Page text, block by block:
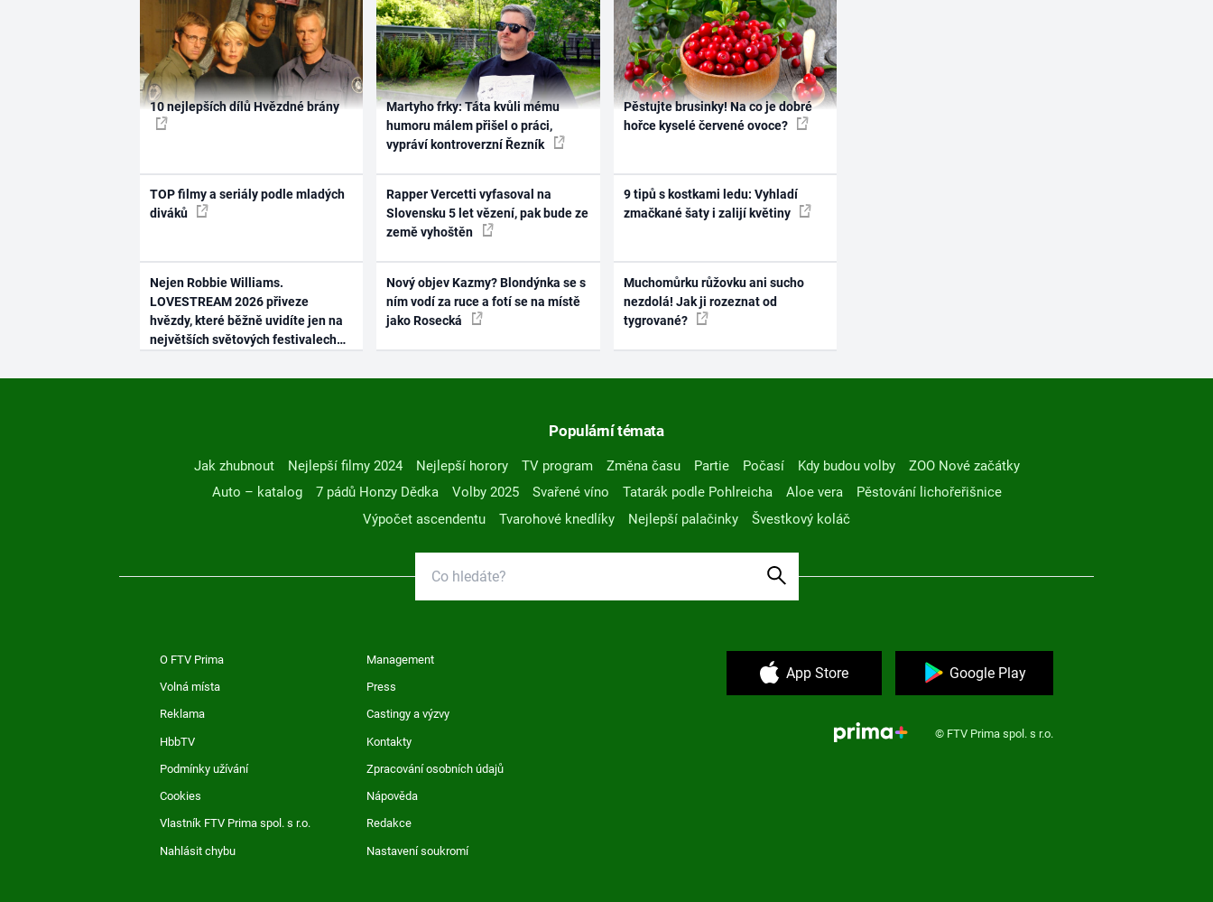
10 nejlepších dílů Hvězdné brány
TOP filmy a seriály podle mladých
diváků
Nejen Robbie Williams.
LOVESTREAM 2026 přiveze
hvězdy, které běžně uvidíte jen na
největších světových festivalech
Martyho frky: Táta kvůli mému
humoru málem přišel o práci,
vypráví kontroverzní Řezník
Rapper Vercetti vyfasoval na
Slovensku 5 let vězení, pak bude ze
země vyhoštěn
Nový objev Kazmy? Blondýnka se s
ním vodí za ruce a fotí se na místě
jako Rosecká
Pěstujte brusinky! Na co je dobré
hořce kyselé červené ovoce?
9 tipů s kostkami ledu: Vyhladí
zmačkané šaty i zalijí květiny
Muchomůrku růžovku ani sucho
nezdolá! Jak ji rozeznat od
tygrované?
Populární témata
Jak zhubnout Nejlepší filmy 2024 Nejlepší horory TV program Změna času Partie Počasí Kdy budou volby
ZOO Nové začátky
Auto – katalog
7 pádů Honzy Dědka Volby 2025 Svařené víno Tatarák podle Pohlreicha Aloe vera
Pěstování lichořeřišnice
Výpočet ascendentu
Tvarohové knedlíky Nejlepší palačinky Švestkový koláč
O FTV Prima Management
Volná místa Press
Reklama Castingy a výzvy
HbbTV Kontakty
Podmínky užívání Zpracování osobních údajů
Cookies Nápověda
Vlastník FTV Prima spol. s r.o. Redakce
Nahlásit chybu Nastavení soukromí
App Store Google Play
© FTV Prima spol. s r.o.